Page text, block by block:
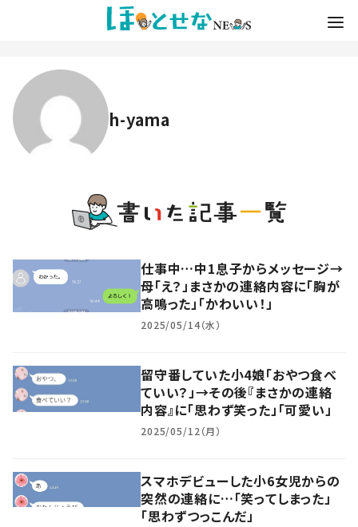
h-yama
仕事中…中1息子からメッセージ→
母「え？」まさかの連絡内容に「胸が
高鳴った」「かわいい！」
2025/05/14（水）
留守番していた小4娘「おやつ食べ
ていい？」→その後『まさかの連絡
内容』に「思わず笑った」「可愛い」
2025/05/12（月）
スマホデビューした小6女児からの
突然の連絡に…「笑ってしまった」
「思わずつっこんだ」